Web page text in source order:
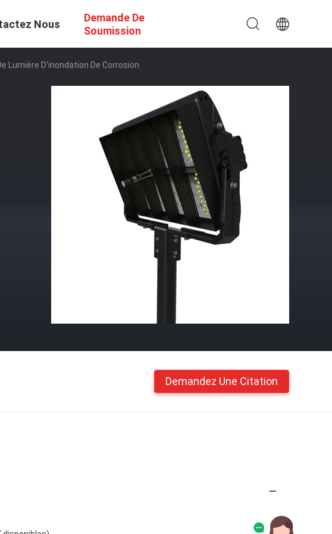
Nous
Demande De
Soumission
Lumière D'inondation De Corrosion
Demandez Une Citation